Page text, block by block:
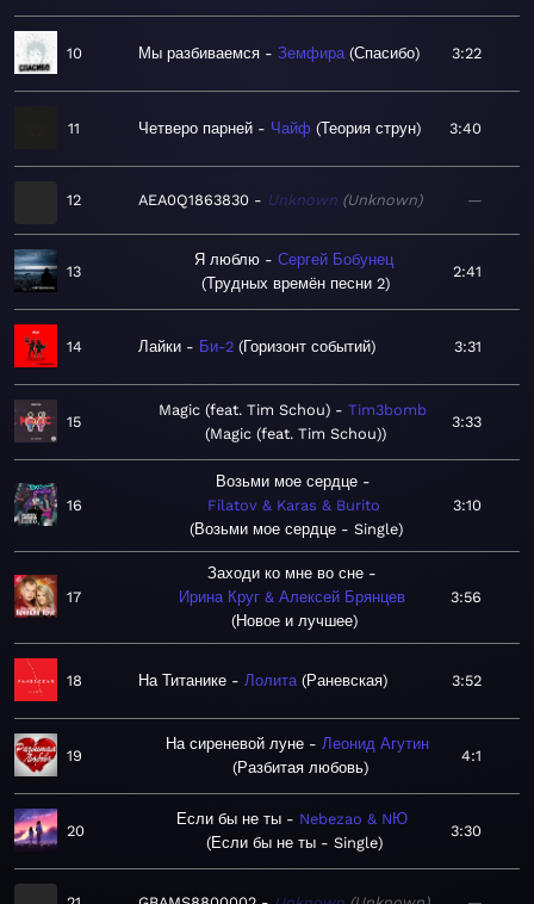
10 Мы разбиваемся Земфира Спасибо 3:22
11 Четверо парней Чайф Теория струн 3:40
12 AEA0Q1863830 Unknown Unknown —
13
Я люблю
Сергей Бобунец
Трудных времён песни 2
2:41
14 Лайки Би-2 Горизонт событий 3:31
15
Magic (feat. Tim Schou)
Tim3bomb
Magic (feat. Tim Schou)
3:33
16
Возьми мое сердце
Filatov & Karas & Burito
Возьми мое сердце - Single
3:10
17
Заходи ко мне во сне
Ирина Круг & Алексей Брянцев
Новое и лучшее
3:56
18 На Титанике Лолита Раневская 3:52
19
На сиреневой луне
Леонид Агутин
Разбитая любовь
4:1
20
Если бы не ты
Nebezao & NЮ
Если бы не ты - Single
3:30